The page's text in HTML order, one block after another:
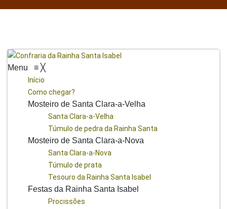
Menu ≡ ╳
Início
Como chegar?
Mosteiro de Santa Clara-a-Velha
Santa Clara-a-Velha
Túmulo de pedra da Rainha Santa
Mosteiro de Santa Clara-a-Nova
Santa Clara-a-Nova
Túmulo de prata
Tesouro da Rainha Santa Isabel
Festas da Rainha Santa Isabel
Procissões